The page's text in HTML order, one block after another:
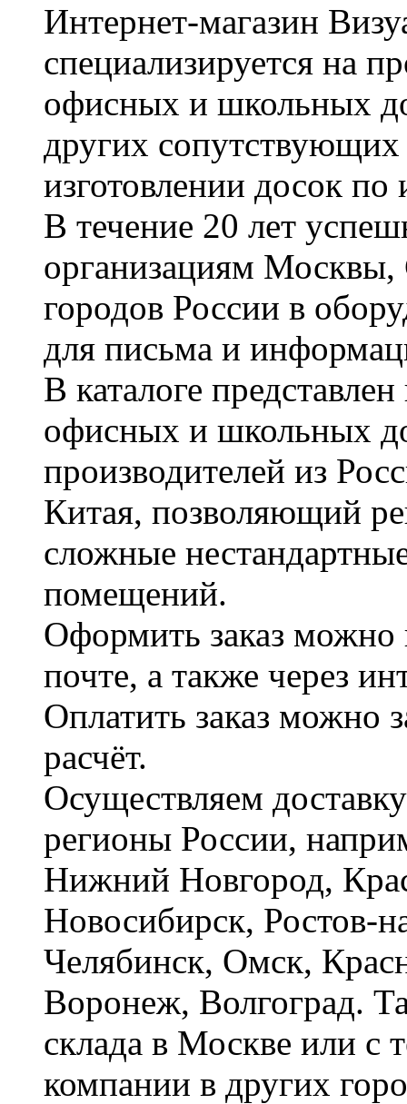
Интернет-магазин
специализируется на
офисных и школьных
других сопутствующих
изготовлении досок по
В течение 20 лет
организациям Москвы,
городов России в
для письма и
В каталоге
офисных и школьных
производителей из
Китая, позволяющий
сложные
помещений.
Оформить заказ можно
почте, а также через
Оплатить заказ можно
расчёт.
Осуществляем
регионы России,
Нижний Новгород,
Новосибирск, Ростов-
Челябинск, Омск,
Воронеж, Волгоград.
склада в Москве или с
компании в других